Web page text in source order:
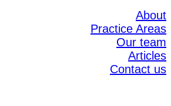
About
Practice Areas
Our team
Articles
Contact us